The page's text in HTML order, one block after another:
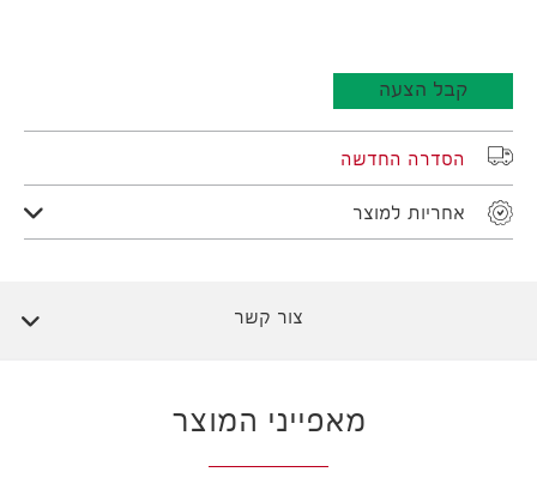
קבל הצעה
הסדרה החדשה
אחריות למוצר
צור קשר
מאפייני המוצר